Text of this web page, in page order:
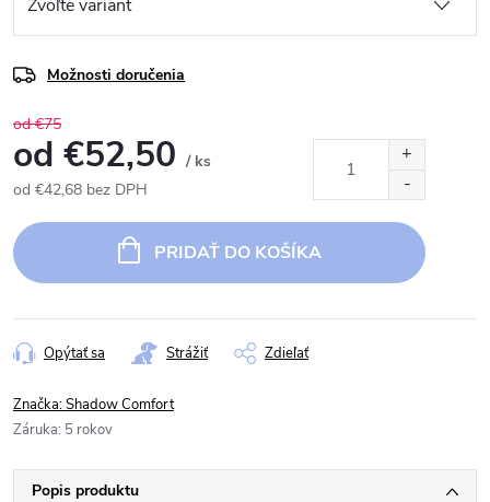
Možnosti doručenia
od €75
od €52,50 / ks
od €42,68 bez DPH
cena:
PRIDAŤ DO KOŠÍKA
Opýtať sa Strážiť Zdieľať
Značka:Shadow Comfort
Záruka: 5 rokov
Popis produktu